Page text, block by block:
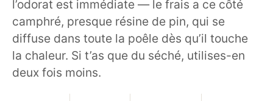
l’odorat est immédiate — le frais a ce côté
camphré, presque résine de pin, qui se
diffuse dans toute la poêle dès qu’il touche
la chaleur. Si t’as que du séché, utilises-en
deux fois moins.